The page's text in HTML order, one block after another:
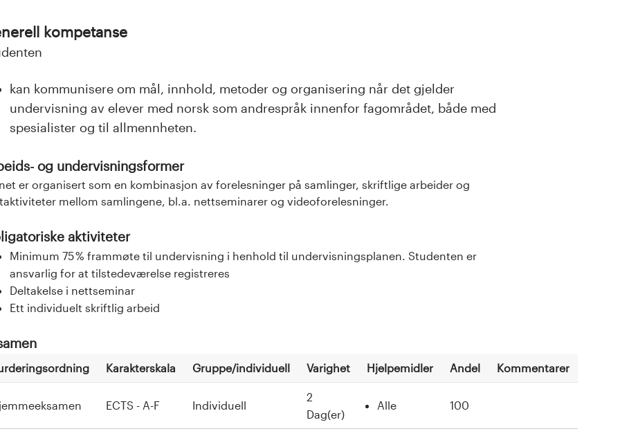
kompetanse
kan kommunisere om mål, innhold, metoder og organisering når det gjelder
undervisning av elever med norsk som andrespråk innenfor fagområdet, både med
spesialister og til allmennheten.
og undervisningsformer
er organisert som en kombinasjon av forelesninger på samlinger, skriftlige arbeider og
mellom samlingene, bl.a. nettseminarer og videoforelesninger.
aktiviteter
Minimum 75 % frammøte til undervisning i henhold til undervisningsplanen. Studenten er
ansvarlig for at tilstedeværelse registreres
Deltakelse i nettseminar
Ett individuelt skriftlig arbeid
Karakterskala Gruppe/individuell Varighet Hjelpemidler Andel Kommentarer
ECTS - A-F Individuell
2
Dag(er)
Alle 100